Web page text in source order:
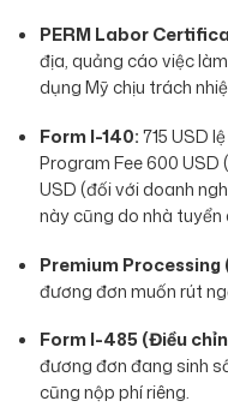
PERM Labor
địa, quảng cáo việc
dụng Mỹ chịu trách
Form I-140:715 USD
Program Fee 600
USD (đối với doanh
này cũng do nhà tuyển
Premium Processing
đương đơn muốn rút
Form I-485 (Điều
đương đơn đang sinh
cũng nộp phí riêng.